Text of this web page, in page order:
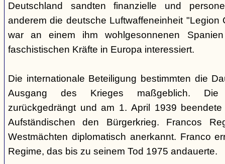
Deutschland sandten finanzielle und
anderem die deutsche Luftwaffeneinheit "Legion
war an einem ihm wohlgesonnenen
faschistischen Kräfte in Europa interessiert.
Die internationale Beteiligung bestimmten die
Ausgang des Krieges maßgeblich. Die
zurückgedrängt und am 1. April 1939
Aufständischen den Bürgerkrieg. Francos
Westmächten diplomatisch anerkannt. Franco
Regime, das bis zu seinem Tod 1975 andauerte.